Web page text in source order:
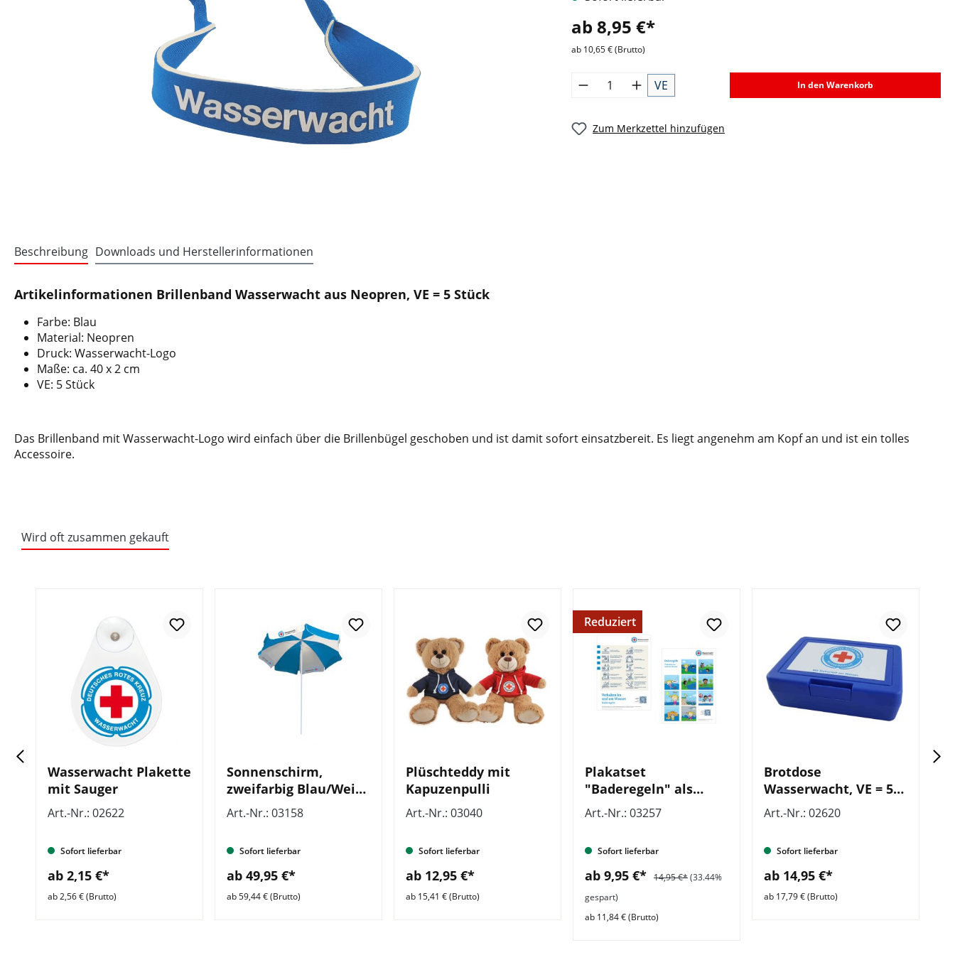
ab 8,95 €*
ab 10,65 € (Brutto)
VE In den Warenkorb
Zum Merkzettel hinzufügen
Beschreibung Downloads und Herstellerinformationen
Artikelinformationen Brillenband Wasserwacht aus Neopren, VE = 5 Stück
Farbe: Blau
Material: Neopren
Druck: Wasserwacht-Logo
Maße: ca. 40 x 2 cm
VE: 5 Stück
Das Brillenband mit Wasserwacht-Logo wird einfach über die Brillenbügel geschoben und ist damit sofort einsatzbereit. Es liegt angenehm am Kopf an und ist ein tolles
Accessoire.
Wird oft zusammen gekauft
Wasserwacht Plakette
mit Sauger
Art.-Nr.: 02622
Sofort lieferbar
ab 2,15 €*
ab 2,56 € (Brutto)
Sonnenschirm,
zweifarbig Blau/Weiß,
Wasserwacht
höhenverstellbar
Art.-Nr.: 03158
Sofort lieferbar
ab 49,95 €*
ab 59,44 € (Brutto)
Plüschteddy mit
Kapuzenpulli
Art.-Nr.: 03040
Sofort lieferbar
ab 12,95 €*
ab 15,41 € (Brutto)
Reduziert
Plakatset
"Baderegeln" als
Grafik oder mit Icons,
VE = 10 Stück
Art.-Nr.: 03257
Sofort lieferbar
ab 9,95 €* 14,95 €*(33.44%
gespart)
ab 11,84 € (Brutto)
Brotdose
Wasserwacht, VE = 5
Stück
Art.-Nr.: 02620
Sofort lieferbar
ab 14,95 €*
ab 17,79 € (Brutto)